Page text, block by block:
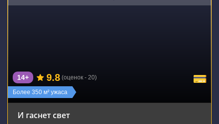
Более 350 м² ужаса
14+ 9.8 (оценок - 20)
И гаснет свет